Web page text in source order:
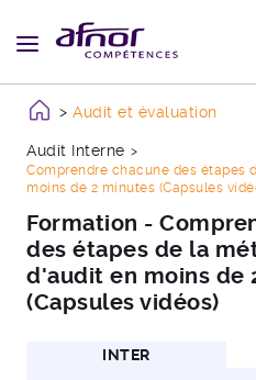
Audit et évaluation
Audit Interne
Comprendre chacune des étapes
moins de 2 minutes (Capsules
Formation -
des étapes de la
d'audit en moins de
(Capsules vidéos)
INTER